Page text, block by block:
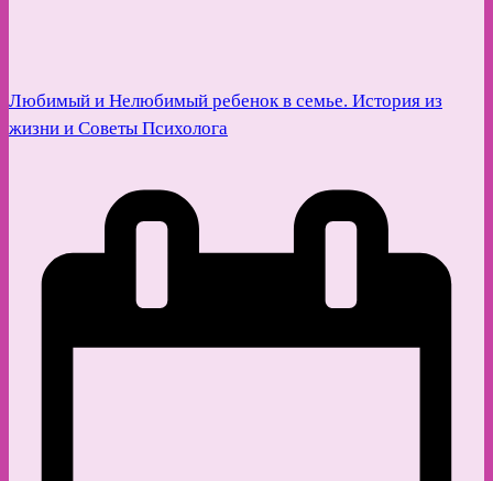
Любимый и Нелюбимый ребенок в семье. История из
жизни и Советы Психолога